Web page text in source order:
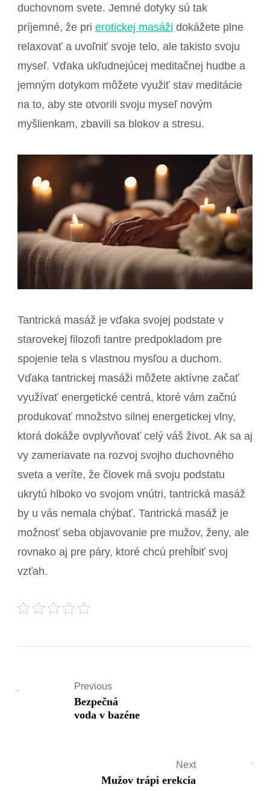
duchovnom svete. Jemné dotyky sú tak
príjemné, že pri erotickej masáži dokážete plne
relaxovať a uvoľniť svoje telo, ale takisto svoju
myseľ. Vďaka ukľudnejúcej meditačnej hudbe a
jemným dotykom môžete využiť stav meditácie
na to, aby ste otvorili svoju myseľ novým
myšlienkam, zbavili sa blokov a stresu.
Tantrická masáž je vďaka svojej podstate v
starovekej filozofi tantre predpokladom pre
spojenie tela s vlastnou mysľou a duchom.
Vďaka tantrickej masáži môžete aktívne začať
využívať energetické centrá, ktoré vám začnú
produkovať množstvo silnej energetickej vlny,
ktorá dokáže ovplyvňovať celý váš život. Ak sa aj
vy zameriavate na rozvoj svojho duchovného
sveta a veríte, že človek má svoju podstatu
ukrytú hlboko vo svojom vnútri, tantrická masáž
by u vás nemala chýbať. Tantrická masáž je
možnosť seba objavovanie pre mužov, ženy, ale
rovnako aj pre páry, ktoré chcú prehĺbiť svoj
vzťah.
Previous
Bezpečná
voda v bazéne
Next
Mužov trápi erekcia